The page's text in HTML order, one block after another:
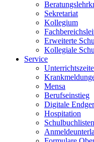
Sekretariat
Kollegium
Erweiterte
Kollegiale
Service
Mensa
Berufseinstieg
Digitale
Hospitation
Schulbuchlisten